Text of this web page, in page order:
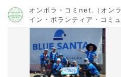
オンボラ・コミnet.（オンラ
イン・ボランティア・コミュ
ニケーション・ネットワー